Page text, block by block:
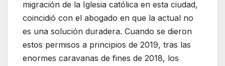
migración de la Iglesia católica en esta ciudad,
coincidió con el abogado en que la actual no
es una solución duradera. Cuando se dieron
estos permisos a principios de 2019, tras las
enormes caravanas de fines de 2018, los